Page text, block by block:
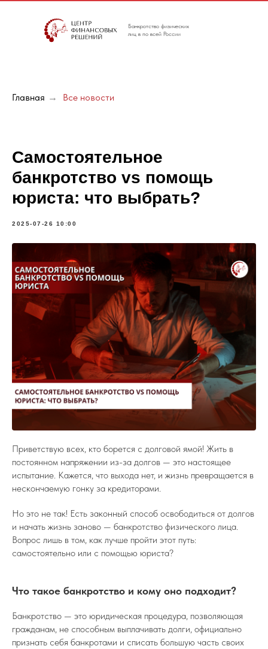
Банкротство физических
лиц в по всей России
Главная → Все новости
Самостоятельное
банкротство vs помощь
юриста: что выбрать?
2025-07-26 10:00
Приветствую всех, кто борется с долговой ямой! Жить в
постоянном напряжении из-за долгов — это настоящее
испытание. Кажется, что выхода нет, и жизнь превращается в
нескончаемую гонку за кредиторами.
Но это не так! Есть законный способ освободиться от долгов
и начать жизнь заново — банкротство физического лица.
Вопрос лишь в том, как лучше пройти этот путь:
самостоятельно или с помощью юриста?
Что такое банкротство и кому оно подходит?
Банкротство — это юридическая процедура, позволяющая
гражданам, не способным выплачивать долги, официально
признать себя банкротами и списать большую часть своих